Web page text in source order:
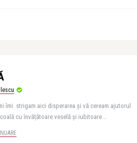
îmi strigam aici disperarea și vă ceream ajutorul
cu învățătoare veselă și iubitoare ..